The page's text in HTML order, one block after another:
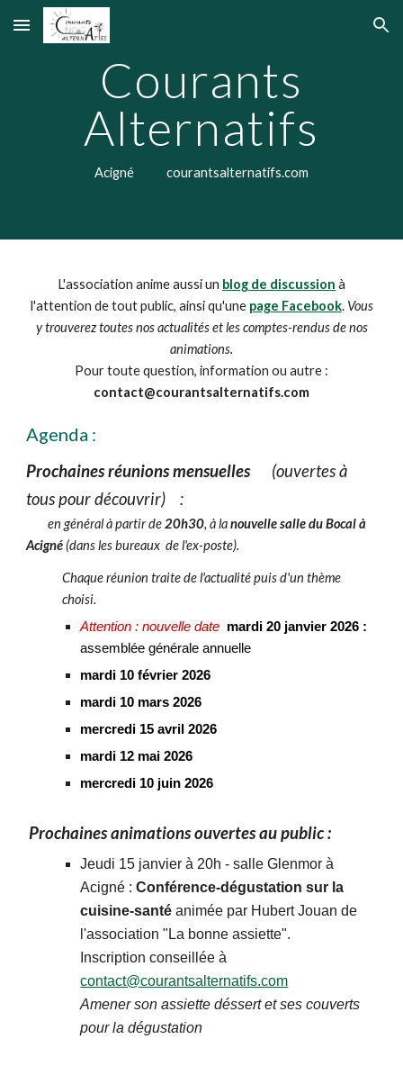
Skip to main content Skip to navigation
Courants
Alternatifs
Acigné courantsalternatifs.com
L'association anime aussi un blog de discussion à
l'attention de tout public, ainsi qu'une page Facebook. Vous
y trouverez toutes nos actualités et les comptes-rendus de nos
animations.
Pour toute question, information ou autre :
contact@courantsalternatifs.com
Agenda :
Prochaines réunions mensuelles (ouvertes à
tous pour découvrir) :
en général à partir de20h30,à lanouvelle salle du Bocal à
Acigné (dans les bureaux de l'ex-poste).
Chaque réunion traite de l'actualité puis d'un thème
choisi.
Attention : nouvelle date mardi 20 janvier 2026 :
assemblée générale annuelle
mardi 10 février 2026
mardi 10 mars 2026
mercredi 15 avril 2026
mardi 12 mai 2026
mercredi 10 juin 2026
Prochaines animations ouvertes au public :
Jeudi 15 janvier à 20h - salle Glenmor à
Acigné :Conférence-dégustation sur la
cuisine-santé animée par Hubert Jouan de
l'association "La bonne assiette".
Inscription conseillée à
contact@courantsalternatifs.com
Amener son assiette déssert et ses couverts
pour la dégustation